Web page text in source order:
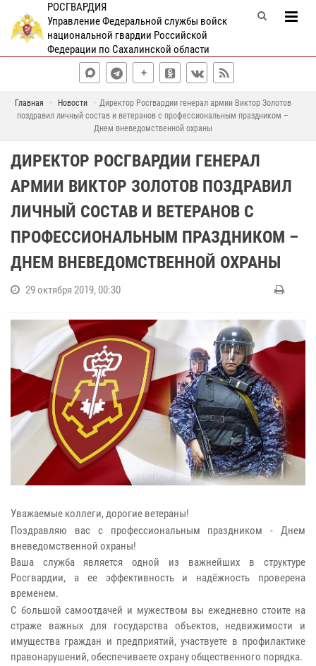
РОСГВАРДИЯ
Управление Федеральной службы войск
национальной гвардии Российской
Федерации по Сахалинской области
Главная Новости
Директор Росгвардии генерал армии Виктор Золотов
поздравил личный состав и ветеранов с профессиональным праздником –
Днем вневедомственной охраны
ДИРЕКТОР РОСГВАРДИИ ГЕНЕРАЛ
АРМИИ ВИКТОР ЗОЛОТОВ ПОЗДРАВИЛ
ЛИЧНЫЙ СОСТАВ И ВЕТЕРАНОВ С
ПРОФЕССИОНАЛЬНЫМ ПРАЗДНИКОМ –
ДНЕМ ВНЕВЕДОМСТВЕННОЙ ОХРАНЫ
29 октября 2019, 00:30
Уважаемые коллеги, дорогие ветераны!
Поздравляю вас с профессиональным праздником - Днем
вневедомственной охраны!
Ваша служба является одной из важнейших в структуре
Росгвардии, а ее эффективность и надёжность проверена
временем.
С большой самоотдачей и мужеством вы ежедневно стоите на
страже важных для государства объектов, недвижимости и
имущества граждан и предприятий, участвуете в профилактике
правонарушений, обеспечиваете охрану общественного порядка.